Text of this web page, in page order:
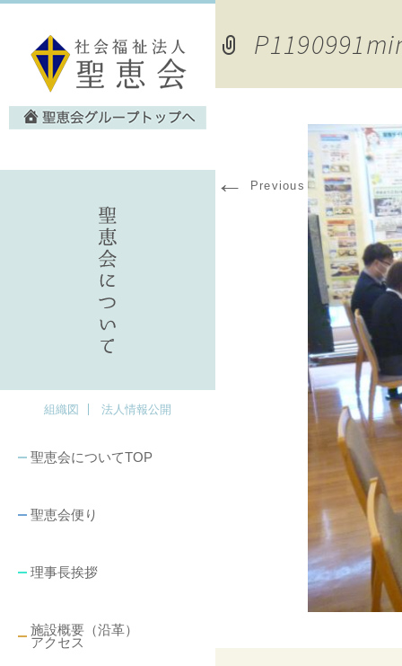
組織図 法人情報公開
聖恵会についてTOP
聖恵会便り
理事長挨拶
施設概要（沿革）
アクセス
← Previous